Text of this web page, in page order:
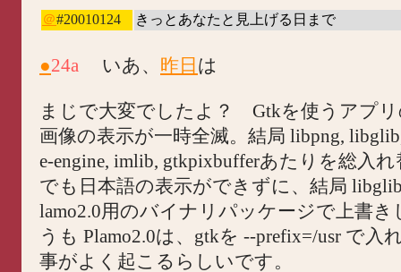
＠#20010124 きっとあなたと見上げる日まで
●24a いあ、 昨日 は
まじで大変でしたよ？ Gtkを使うアプリ
画像の表示が一時全滅。結局 libpng,
e-engine, imlib, gtkpixbufferあたりを総入
でも日本語の表示ができずに、結局
lamo2.0用のバイナリパッケージで上書
うも Plamo2.0は、gtkを --prefix=/usr で入
事がよく起こるらしいです。